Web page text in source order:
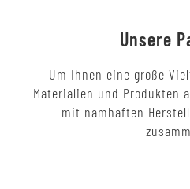
Unsere
Um Ihnen eine große
Materialien und Produkten
mit namhaften